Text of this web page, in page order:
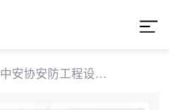
中安协安防工程设计